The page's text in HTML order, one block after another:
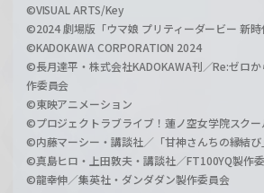
©VISUAL ARTS/Key
©2024 劇場版「ウマ娘 プリティーダービー 新
©KADOKAWA CORPORATION 2024
©長月達平・株式会社KADOKAWA刊／Re:ゼロ
作委員会
©東映アニメーション
©プロジェクトラブライブ！蓮ノ空女学院スク
©内藤マーシー・講談社／「甘神さんちの縁結
©真島ヒロ・上田敦夫・講談社／FT100YQ製作
©龍幸伸／集英社・ダンダダン製作委員会